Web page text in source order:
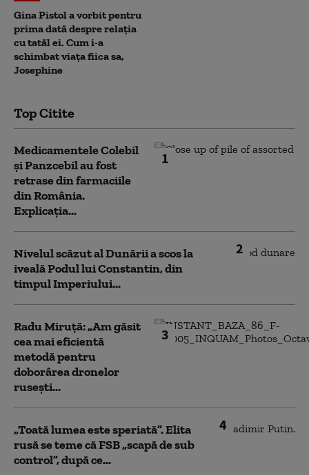
Gina Pistol a vorbit pentru
prima dată despre relația
cu tatăl ei. Cum i-a
schimbat viața fiica sa,
Josephine
Top Citite
1
Medicamentele Colebil
și Panzcebil au fost
retrase din farmaciile
din România.
Explicația...
2
Nivelul scăzut al Dunării a scos la
iveală Podul lui Constantin, din
timpul Imperiului...
3
Radu Miruță: „Am găsit
cea mai eficientă
metodă pentru
doborârea dronelor
rusești...
4
„Toată lumea este speriată”. Elita
rusă se teme că FSB „scapă de sub
control”, după ce...